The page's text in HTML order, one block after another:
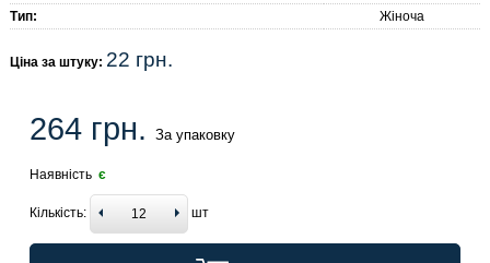
Тип:
Жіноча
Ціна за штуку: 22 грн.
264 грн. За упаковку
Наявність є
Кількість: шт